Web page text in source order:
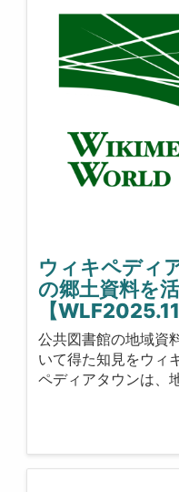
ウィキペディ
の郷土資料を
【
公共図書館の地域資
いて得た知見をウィ
ペディアタウンは、